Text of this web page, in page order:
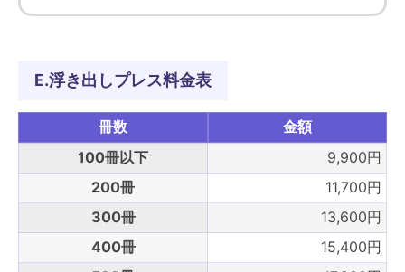
E.浮き出しプレス料金表
冊数
金額
100冊以下
9,900円
200冊
11,700円
300冊
13,600円
400冊
15,400円